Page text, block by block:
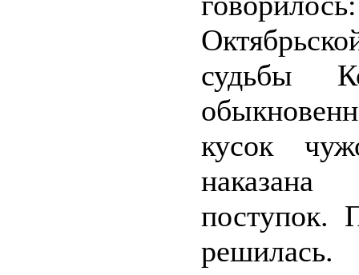
судьбы
кусок
наказана
поступок.
решилась.